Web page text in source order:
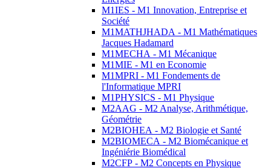
M1IES - M1 Innovation, Entreprise et
Société
M1MATHJHADA - M1 Mathématiques
Jacques Hadamard
M1MECHA - M1 Mécanique
M1MIE - M1 en Economie
M1MPRI - M1 Fondements de
l'Informatique MPRI
M1PHYSICS - M1 Physique
M2AAG - M2 Analyse, Arithmétique,
Géométrie
M2BIOHEA - M2 Biologie et Santé
M2BIOMECA - M2 Biomécanique et
Ingéniérie Biomédical
M2CFP - M2 Concepts en Physique